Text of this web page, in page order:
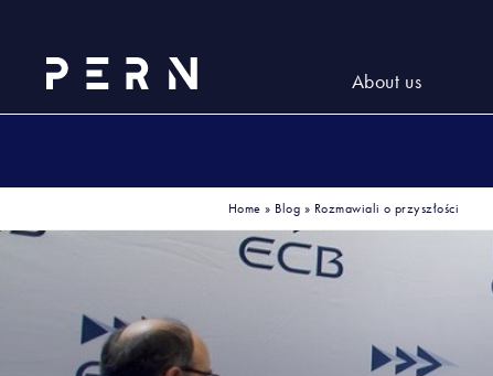
About us
Home » Blog » Rozmawiali o przyszłości